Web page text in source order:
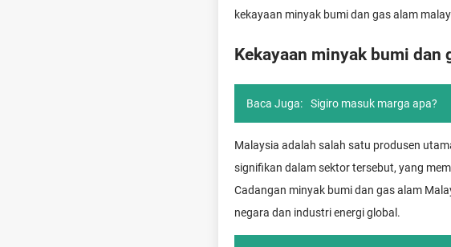
kekayaan minyak bumi dan gas alam
Kekayaan minyak bumi dan
Baca Juga: Sigiro masuk marga apa?
Malaysia adalah salah satu produsen
signifikan dalam sektor tersebut, yang
Cadangan minyak bumi dan gas alam
negara dan industri energi global.